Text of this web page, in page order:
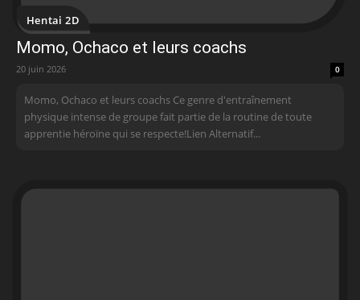
Hentai 2D
Momo, Ochaco et leurs coachs
20 juin 2026 0
Momo, Ochaco et leurs coachs Ce genre d'entraînement
physique intense de groupe fait partie de la routine de toute
apprentie héroïne qui se respecte!Lien Alternatif...